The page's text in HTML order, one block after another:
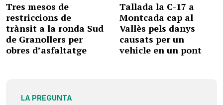
Tres mesos de
restriccions de
trànsit a la ronda Sud
de Granollers per
obres d’asfaltatge
Tallada la C-17 a
Montcada cap al
Vallès pels danys
causats per un
vehicle en un pont
LA PREGUNTA